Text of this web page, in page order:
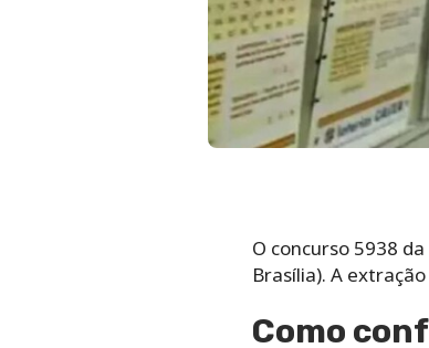
O concurso 5938
Brasília). A
Como